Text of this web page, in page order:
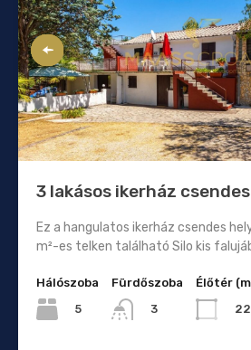
3 lakásos ikerház
Ez a hangulatos ikerház csendes
m²-es telken található Silo kis
Hálószoba
5
Fürdőszoba
3
Élőtér